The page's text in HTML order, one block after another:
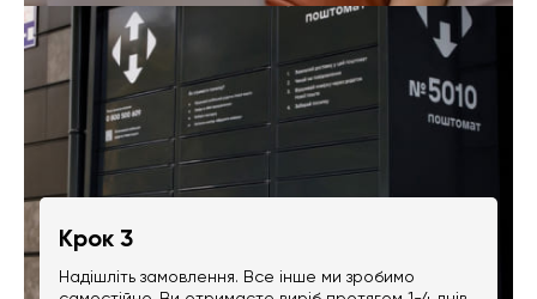
Крок 3
Надішліть замовлення. Все інше ми зробимо